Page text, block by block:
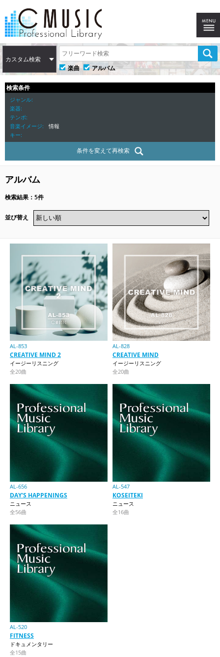
カスタム検索
楽曲
アルバム
検索条件
ジャンル
楽器
テンポ
音楽イメージ
情報
キー
条件を変えて再検索
アルバム
検索結果：5件
並び替え
AL-853
CREATIVE MIND 2
イージーリスニング
全20曲
AL-828
CREATIVE MIND
イージーリスニング
全20曲
AL-656
DAY'S HAPPENINGS
ニュース
全56曲
AL-547
KOSEITEKI
ニュース
全16曲
AL-520
FITNESS
ドキュメンタリー
全15曲